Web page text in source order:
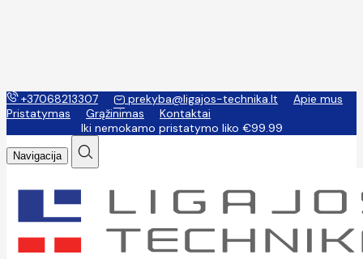
+37068213307 prekyba@ligajos-technika.lt
Apie mus
Pristatymas
Grąžinimas
Kontaktai
Iki nemokamo pristatymo liko €99.99
Navigacija